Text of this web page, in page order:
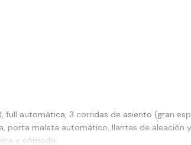
full automática, 3 corridas de asiento (gran
porta maleta automático, llantas de aleación
y cómoda.